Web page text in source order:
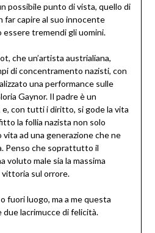
possibile punto di vista, quello di
far capire al suo innocente
tremendi gli uomini.
che un’artista austrialiana,
di concentramento nazisti, con
una performance sulle
Gaynor. Il padre è un
e, con tutti i diritto, si gode la vita
la follia nazista non solo
vita ad una generazione che ne
Penso che soprattutto il
voluto male sia la massima
vittoria sul orrore.
fuori luogo, ma a me questa
lacrimucce di felicità.